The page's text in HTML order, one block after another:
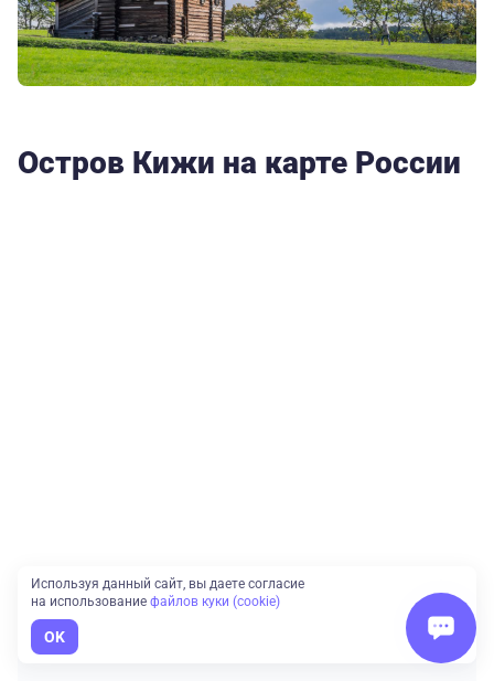
Остров Кижи на карте России
Используя данный сайт, вы даете согласие
на использование файлов куки (cookie)
OK